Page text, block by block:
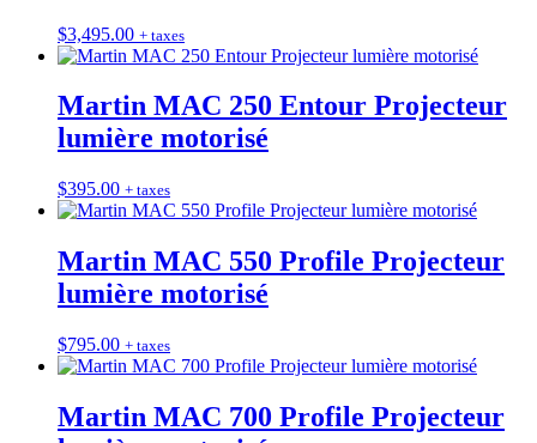
$3,495.00 + taxes
Martin MAC 250 Entour Projecteur
lumière motorisé
$395.00 + taxes
Martin MAC 550 Profile Projecteur
lumière motorisé
$795.00 + taxes
Martin MAC 700 Profile Projecteur